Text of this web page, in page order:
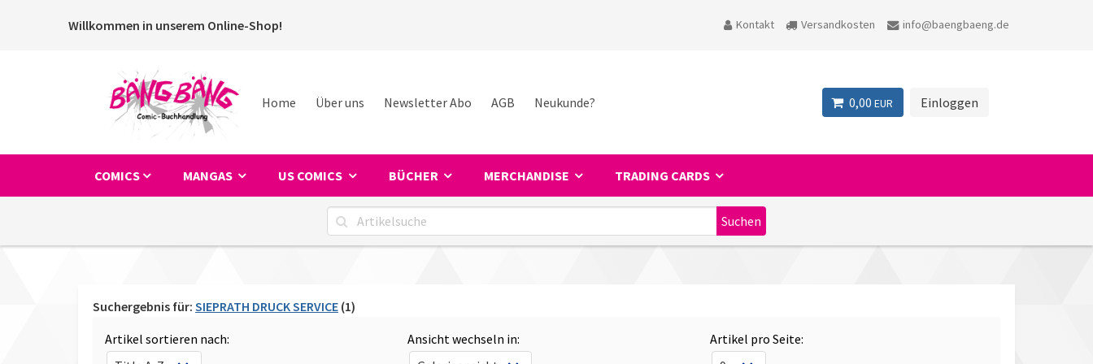
Willkommen in unserem Online-Shop! Kontakt Versandkosten info@baengbaeng.de
Home Über uns Newsletter Abo AGB Neukunde? 0,00 EUR Einloggen
COMICS MANGAS US COMICS BÜCHER MERCHANDISE TRADING CARDS
Suchergebnis für: SIEPRATH DRUCK SERVICE (1)
Artikel sortieren nach:
Ansicht wechseln in: Artikel pro Seite: